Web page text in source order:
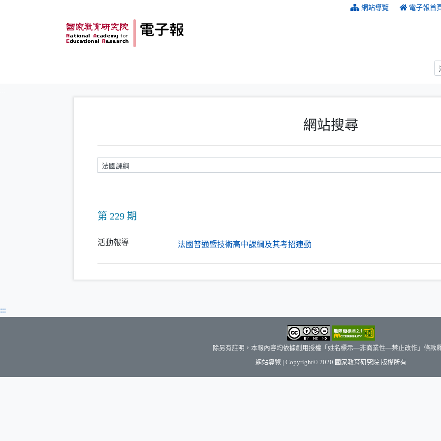
網站導覽 電子報首
網站搜尋
請輸入關鍵字
第 229 期
活動報導 法國普通暨技術高中課綱及其考招連動（另開新視窗）
:::
除另有註明，本報內容均依據創用授權「姓名標示—非商業性—禁止改作」條款
網站導覽 | Copyright© 2020 國家教育研究院（另開新視窗）
版權所有